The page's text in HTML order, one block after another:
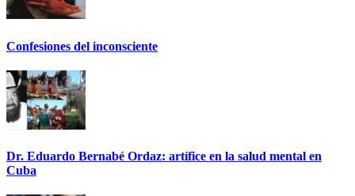
Confesiones del inconsciente
Dr. Eduardo Bernabé Ordaz: artífice en la salud mental en
Cuba